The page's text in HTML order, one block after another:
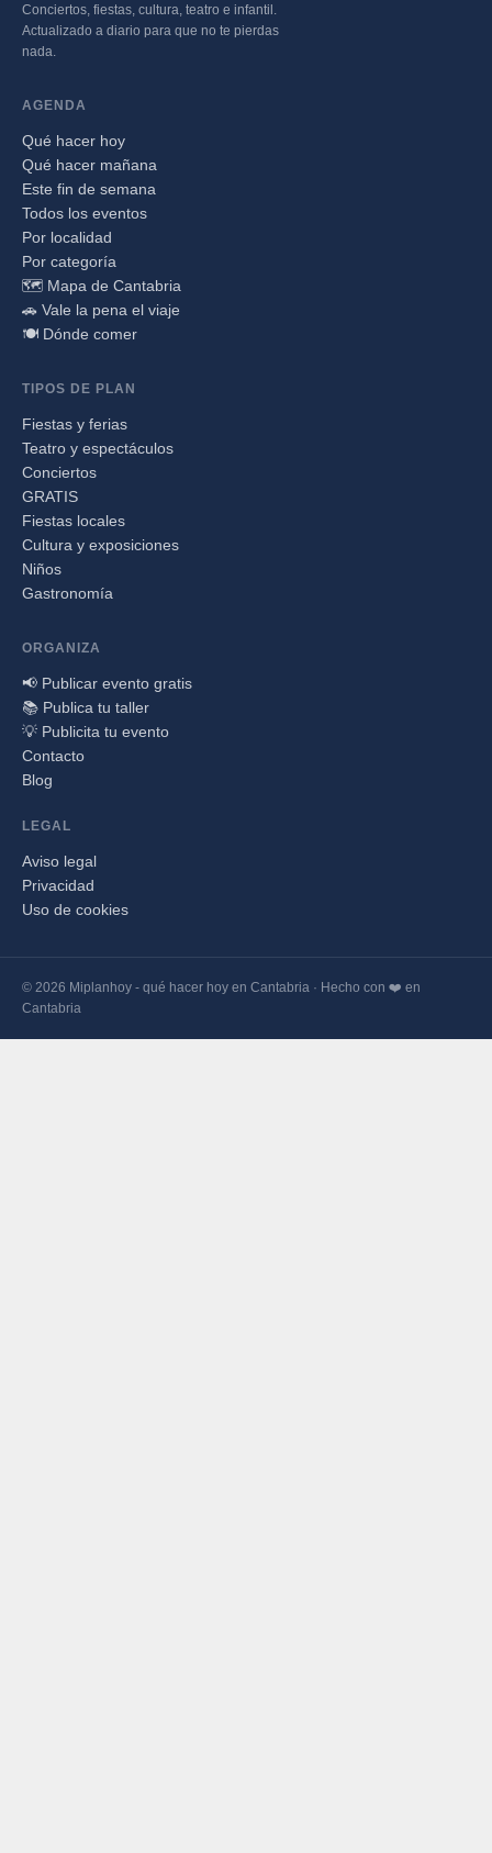
Conciertos, fiestas, cultura, teatro e infantil.
Actualizado a diario para que no te pierdas
nada.
AGENDA
Qué hacer hoy
Qué hacer mañana
Este fin de semana
Todos los eventos
Por localidad
Por categoría
🗺️ Mapa de Cantabria
🚗 Vale la pena el viaje
🍽️ Dónde comer
TIPOS DE PLAN
Fiestas y ferias
Teatro y espectáculos
Conciertos
GRATIS
Fiestas locales
Cultura y exposiciones
Niños
Gastronomía
ORGANIZA
📢 Publicar evento gratis
📚 Publica tu taller
💡 Publicita tu evento
Contacto
Blog
LEGAL
Aviso legal
Privacidad
Uso de cookies
© 2026 Miplanhoy - qué hacer hoy en Cantabria · Hecho con ❤️ en
Cantabria